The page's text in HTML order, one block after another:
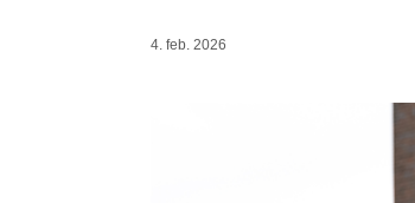
4. feb. 2026